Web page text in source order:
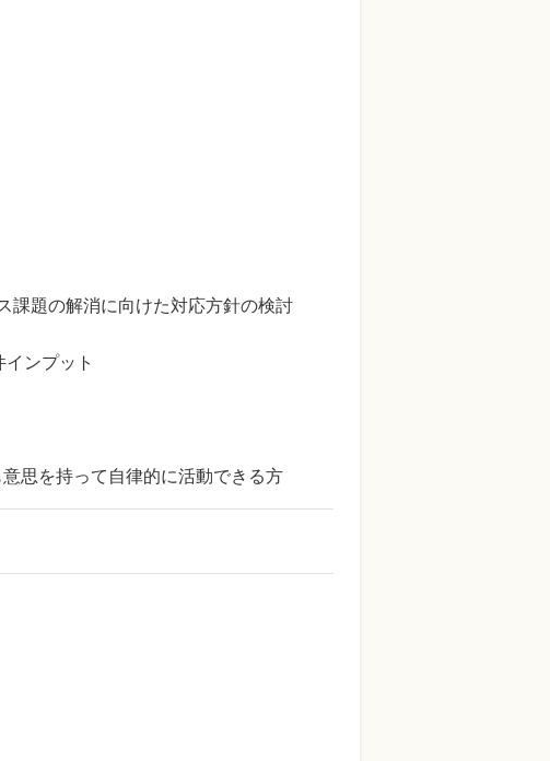
題の解消に向けた対応方針の検討
ンプット
思を持って自律的に活動できる方